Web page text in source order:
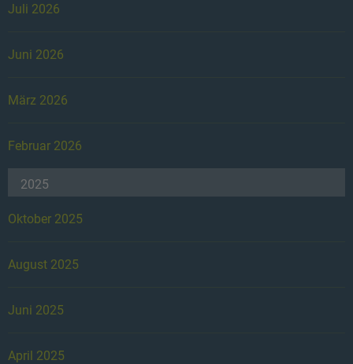
Juli 2026
Juni 2026
März 2026
Februar 2026
2025
Oktober 2025
August 2025
Juni 2025
April 2025